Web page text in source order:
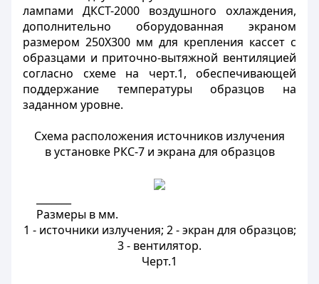
лампами ДКСТ-2000 воздушного охлаждения,
дополнительно оборудованная экраном
размером 250Х300 мм для крепления кассет с
образцами и приточно-вытяжной вентиляцией
согласно схеме на черт.1, обеспечивающей
поддержание температуры образцов на
заданном уровне.
Схема расположения источников излучения
в установке РКС-7 и экрана для образцов
Размеры в мм.
1 - источники излучения; 2 - экран для образцов;
3 - вентилятор.
Черт.1